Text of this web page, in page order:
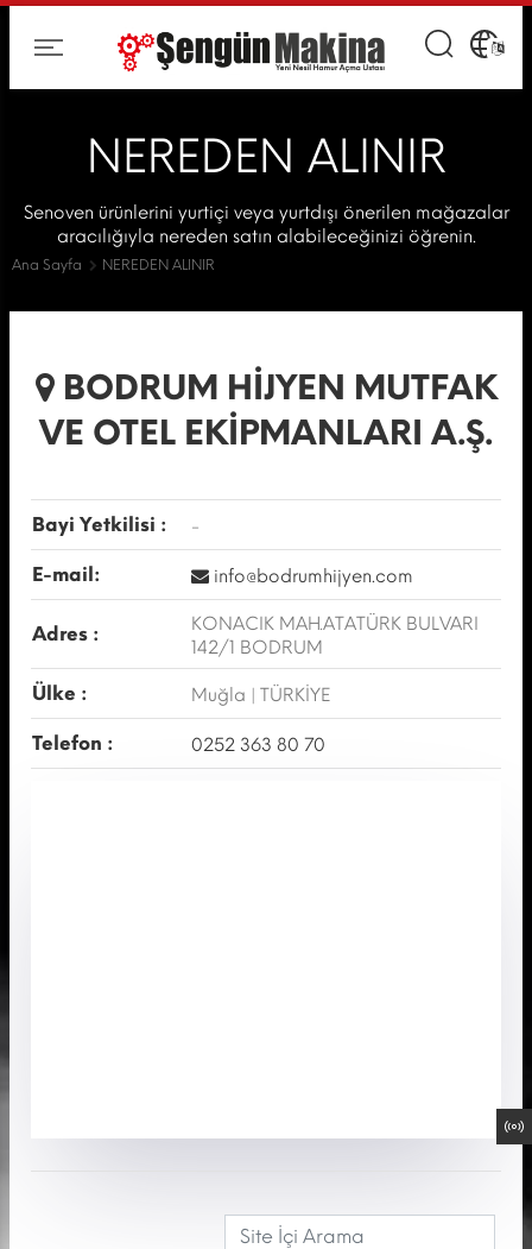
NEREDEN ALINIR
Senoven ürünlerini yurtiçi veya yurtdışı önerilen mağazalar
aracılığıyla nereden satın alabileceğinizi öğrenin.
Ana Sayfa NEREDEN ALINIR
BODRUM HİJYEN MUTFAK
VE OTEL EKİPMANLARI A.Ş.
Bayi Yetkilisi : -
E-mail: info@bodrumhijyen.com
Adres :
KONACIK MAH.ATATÜRK BULVARI
142/1 BODRUM
Ülke : Muğla | TÜRKİYE
Telefon : 0252 363 80 70